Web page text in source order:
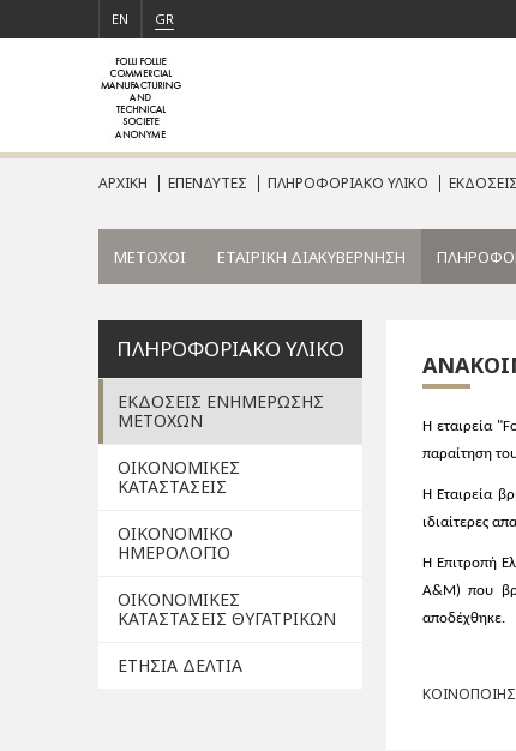
GR
EN
ΑΡΧΙΚΗ ΕΠΕΝΔΥΤΕΣ ΠΛΗΡΟΦΟΡΙΑΚΟ ΥΛΙΚΟ
ΜΕΤΟΧΟΙ ΕΤΑΙΡΙΚΗ ΔΙΑΚΥΒΕΡΝΗΣΗ
ΠΛΗΡΟΦΟΡΙΑΚΟ ΥΛΙΚΟ
ΕΚΔΟΣΕΙΣ ΕΝΗΜΕΡΩΣΗΣ
ΜΕΤΟΧΩΝ
ΟΙΚΟΝΟΜΙΚΕΣ
ΚΑΤΑΣΤΑΣΕΙΣ
ΟΙΚΟΝΟΜΙΚΟ
ΗΜΕΡΟΛΟΓΙΟ
ΟΙΚΟΝΟΜΙΚΕΣ
ΚΑΤΑΣΤΑΣΕΙΣ ΘΥΓΑΤΡΙΚΩΝ
ΕΤΗΣΙΑ ΔΕΛΤΙΑ
Η εταιρεία
παραίτηση
Η Εταιρεία
ιδιαίτερες
Η Επιτροπή
A&M) που
αποδέχθηκε.